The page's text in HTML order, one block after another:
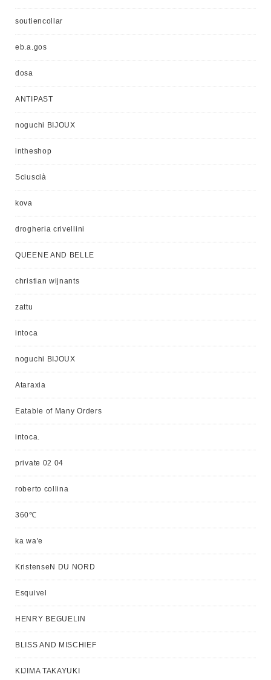
soutiencollar
eb.a.gos
dosa
ANTIPAST
noguchi BIJOUX
intheshop
Sciuscià
kova
drogheria crivellini
QUEENE AND BELLE
christian wijnants
zattu
intoca
noguchi BIJOUX
Ataraxia
Eatable of Many Orders
intoca.
private 02 04
roberto collina
360℃
ka wa'e
KristenseN DU NORD
Esquivel
HENRY BEGUELIN
BLISS AND MISCHIEF
KIJIMA TAKAYUKI